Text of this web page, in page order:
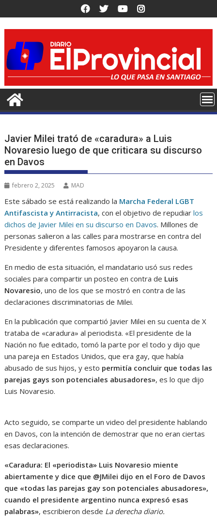
al
contenido
Javier Milei trató de «caradura» a Luis
Novaresio luego de que criticara su discurso
en Davos
febrero 2, 2025 MAD
Este sábado se está realizando la Marcha Federal LGBT
Antifascista y Antirracista, con el objetivo de repudiarlos
dichos de Javier Milei en su discurso en Davos. Millones de
personas salieron a las calles para mostrarse en contra del
Presidente y diferentes famosos apoyaron la causa.
En medio de esta situación, el mandatario usó sus redes
sociales para compartir un posteo en contra de Luis
Novaresio, uno de los que se mostró en contra de las
declaraciones discriminatorias de Milei.
En la publicación que compartió Javier Milei en su cuenta de X
trataba de «caradura» al periodista. «El presidente de la
Nación no fue editado, tomó la parte por el todo y dijo que
una pareja en Estados Unidos, que era gay, que había
abusado de sus hijos, y esto permitía concluir que todas las
parejas gays son potenciales abusadores», es lo que dijo
Luis Novaresio.
Acto seguido, se comparte un video del presidente hablando
en Davos, con la intención de demostrar que no eran ciertas
esas declaraciones.
«Caradura: El «periodista» Luis Novaresio miente
abiertamente y dice que @JMilei dijo en el Foro de Davos
que «todas las parejas gay son potenciales abusadores»,
cuando el presidente argentino nunca expresó esas
palabras», escribieron desde La derecha diario.